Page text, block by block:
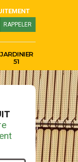
JARDINIER
51